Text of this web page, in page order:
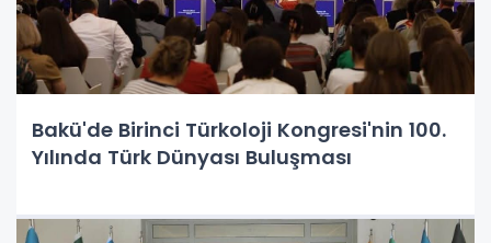
Bakü'de Birinci Türkoloji Kongresi'nin 100.
Yılında Türk Dünyası Buluşması